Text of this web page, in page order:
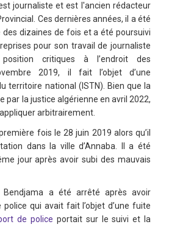
journaliste et est l'ancien rédacteur
Ces dernières années, il a été
des dizaines de fois et a été poursuivi
pour son travail de journaliste
critiques à l’endroit des
2019, il fait l’objet d’une
territoire national (ISTN). Bien que la
par la justice algérienne en avril 2022,
arbitrairement.
fois le 28 juin 2019 alors qu’il
dans la ville d’Annaba. Il a été
jour après avoir subi des mauvais
Bendjama a été arrêté après avoir
qui avait fait l’objet d’une fuite
de police portait sur le suivi et la